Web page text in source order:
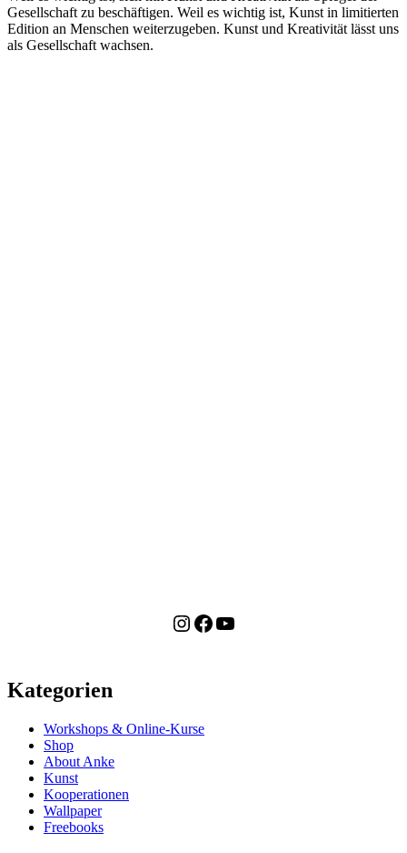
Gesellschaft zu beschäftigen. Weil es wichtig ist, Kunst in limitierten
Edition an Menschen weiterzugeben. Kunst und Kreativität lässt uns
als Gesellschaft wachsen.
Instagram
Facebook
YouTube
Kategorien
Workshops & Online-Kurse
Shop
About Anke
Kunst
Kooperationen
Wallpaper
Freebooks